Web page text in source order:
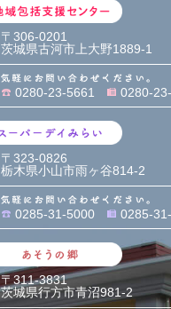
〒306-0201
茨城県古河市上大野1889-1
0280-23-5661 0280-
〒323-0826
栃木県小山市雨ヶ谷814-2
0285-31-5000 0285-
あそう
〒311-3831
茨城県行方市青沼981-2